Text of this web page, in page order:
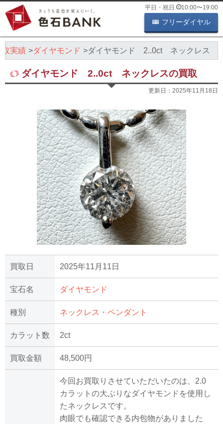
平日・祝日 10:00〜19:00
フリーダイヤル
取実績 ダイヤモンド ダイヤモンド 2..0ct ネックレス
ダイヤモンド 2..0ct ネックレスの買取
更新日： 2025年11月18日
買取日 2025年11月11日
宝石名 ダイヤモンド
種別 ネックレス・ペンダント
カラット数 2ct
買取金額 48,500円
今回お買取りさせていただいたのは、2.0
カラットの大ぶりなダイヤモンドを使用し
たネックレスです。
肉眼でも確認できる内包物がありました